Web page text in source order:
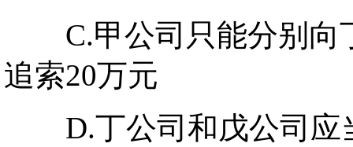
C.甲公司只能分别向
追索20万元
D.丁公司和戊公司应